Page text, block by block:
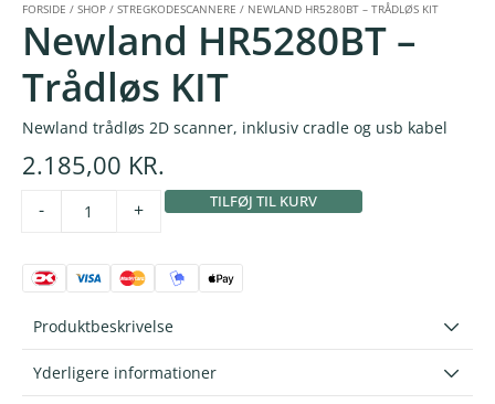
FORSIDE / SHOP / STREGKODESCANNERE / NEWLAND HR5280BT – TRÅDLØS KIT
Newland HR5280BT –
Trådløs KIT
Newland trådløs 2D scanner, inklusiv cradle og usb kabel
2.185,00 KR.
- + TILFØJ TIL KURV
Produktbeskrivelse
Yderligere informationer